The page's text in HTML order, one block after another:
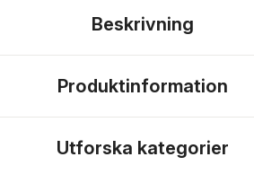
Beskrivning
Produktinformation
Utforska kategorier